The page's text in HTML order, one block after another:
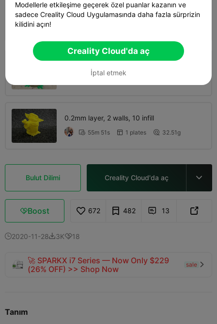
0.2mm layer, 3 walls, 15% infill
01h 16m
0.2mm layer, 2 walls, 10 infill
 55m 51s  1 plates  32.51g
Bulut Dilimi Creality Cloud'da aç 
Boost 672 482  13 
2020-11-283K18
🚀 SPARKX i7 Series — Now Only $229
(26% OFF) >> Shop Now
sale 
Tanım
Modellerle etkileşime geçerek özel puanlar kazanın ve
sadece Creality Cloud Uygulamasında daha fazla sürprizin
kilidini açın!
Creality Cloud'da aç
İptal etmek